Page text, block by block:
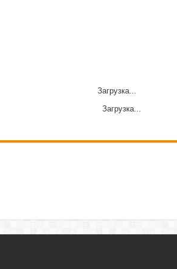
Загрузка...
Загрузка...